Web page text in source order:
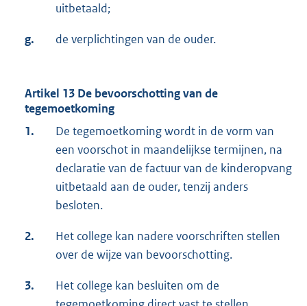
uitbetaald;
g. de verplichtingen van de ouder.
Artikel 13 De bevoorschotting van de
tegemoetkoming
1.
De tegemoetkoming wordt in de vorm van
een voorschot in maandelijkse termijnen, na
declaratie van de factuur van de kinderopvang
uitbetaald aan de ouder, tenzij anders
besloten.
2.
Het college kan nadere voorschriften stellen
over de wijze van bevoorschotting.
3.
Het college kan besluiten om de